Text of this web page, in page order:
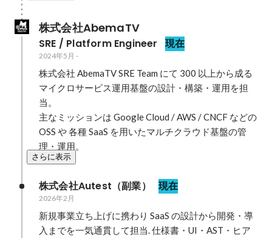
株式会社AbemaTV
SRE / Platform Engineer 現在
2024年5月 -
株式会社 AbemaTV SRE Team にて 300 以上から成る
マイクロサービス運用基盤の設計・構築・運用を担
当。
主なミッションは Google Cloud / AWS / CNCF などの
OSS や 各種 SaaS を用いたマルチクラウド基盤の管
理・運用。
さらに表示
株式会社Autest（副業） 現在
2026年2月
新規事業立ち上げに携わり SaaS の設計から開発・導
入までを一気通貫して担当. 仕様書・UI・AST・ヒア